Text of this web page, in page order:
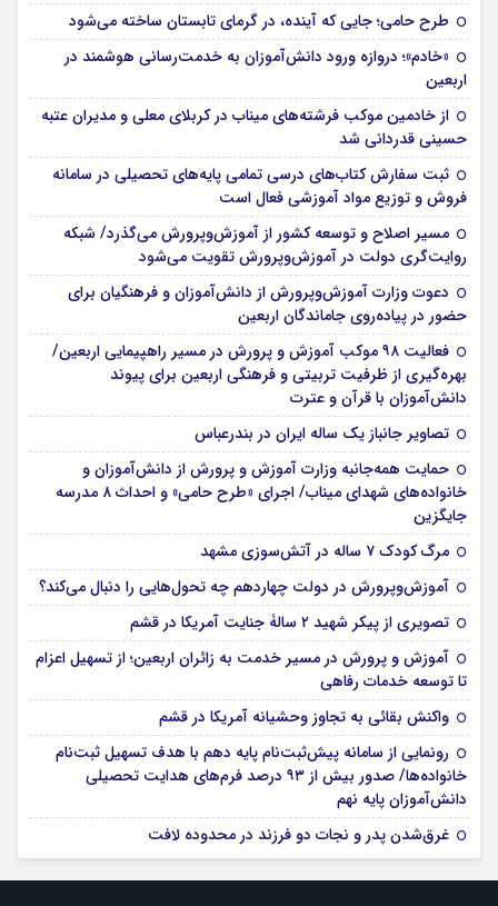
طرح حامی؛ جایی که آینده، در گرمای تابستان ساخته می‌شود
«خادم»؛ دروازه ورود دانش‌آموزان به خدمت‌رسانی هوشمند در
اربعین
از خادمین موکب فرشته‌های میناب در کربلای معلی و مدیران عتبه
حسینی قدردانی شد
ثبت سفارش کتاب‌های درسی تمامی پایه‌های تحصیلی در سامانه
فروش و توزیع مواد آموزشی فعال است
مسیر اصلاح و توسعه کشور از آموزش‌وپرورش می‌گذرد/ شبکه
روایت‌‌گری دولت در آموزش‌وپرورش تقویت می‌شود
دعوت وزارت آموزش‌وپرورش از دانش‌آموزان و فرهنگیان برای
حضور در پیاده‌روی جاماندگان اربعین
فعالیت ۹۸ موکب آموزش و پرورش در مسیر راهپیمایی اربعین/
بهره‌گیری از ظرفیت تربیتی و فرهنگی اربعین برای پیوند
دانش‌آموزان با قرآن و عترت
تصاویر جانباز یک ساله ایران در بندرعباس
حمایت همه‌جانبه وزارت آموزش و پرورش از دانش‌آموزان و
خانواده‌های شهدای میناب/ اجرای «طرح حامی» و احداث ۸ مدرسه
جایگزین
مرگ کودک ۷ ساله در آتش‌سوزی مشهد
آموزش‌وپرورش در دولت چهاردهم چه تحول‌هایی را دنبال می‌کند؟
تصویری از پیکر شهید ۲ سالۀ جنایت آمریکا در قشم
آموزش و پرورش در مسیر خدمت به زائران اربعین؛ از تسهیل اعزام
تا توسعه خدمات رفاهی
واکنش بقائی به تجاوز وحشیانه آمریکا در قشم
رونمایی از سامانه پیش‌ثبت‌نام پایه دهم با هدف تسهیل ثبت‌نام
خانواده‌ها/ صدور بیش از ۹۳ درصد فرم‌های هدایت تحصیلی
دانش‌آموزان پایه نهم
غرق‌شدن پدر و نجات دو فرزند در محدوده لافت